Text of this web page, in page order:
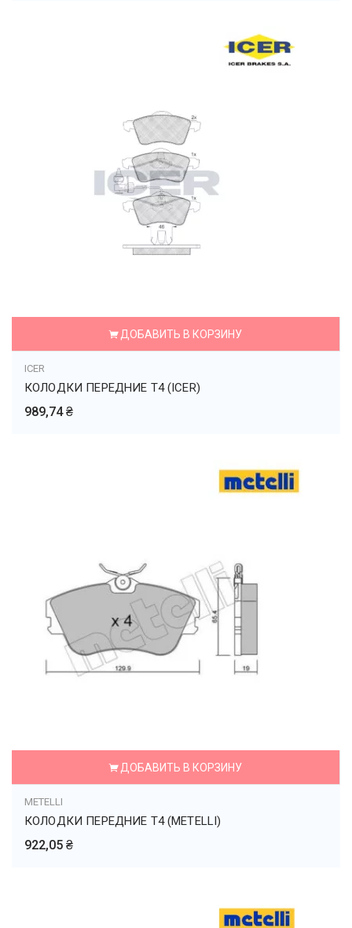
ДОБАВИТЬ В КОРЗИНУ
ICER
КОЛОДКИ ПЕРЕДНИЕ T4 (ICER)
989,74 ₴
ДОБАВИТЬ В КОРЗИНУ
METELLI
КОЛОДКИ ПЕРЕДНИЕ T4 (METELLI)
922,05 ₴